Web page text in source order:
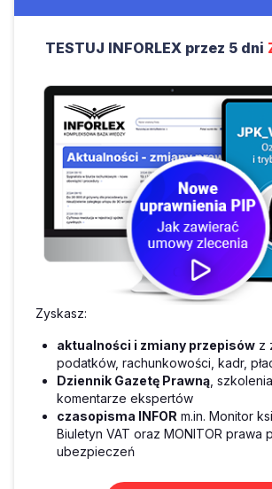
TESTUJ INFORLEX przez 5 dni
Zyskasz:
aktualności i zmiany przepisów z
podatków, rachunkowości, kadr,
Dziennik Gazetę Prawną ,
komentarze ekspertów
czasopisma INFOR m.in. Monitor
Biuletyn VAT oraz MONITOR prawa
ubezpieczeń